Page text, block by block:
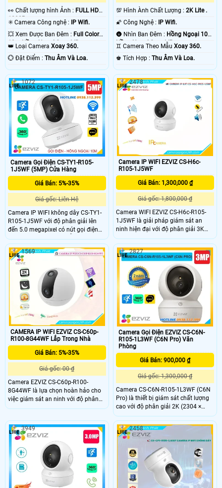
️👀 Chất lượng hình Ảnh : FULL HD
1080P .
✳️ Camera Công nghệ :
IP Wifi.
💥 Xem Được Ban Đêm : Full Color
10m Hồng Ngoại Smart IR.
👑 Loại Camera Xoay 360.
️💮 Đặt Điểm : Thu Âm Và Loa.
💯 Hình Ành Chất Lượng :2K Lite .
🌠 Công Nghệ :
IP Wifi.
🌚 Nhìn Ban Đêm : Hồng Ngoại 10m
Hồng Ngoại Smart IR.
♊ Camera Theo MẫuXoay 360.
️♚ Tích Hợp :Thu Âm Và Loa.
Camera Gọi Điện CS-TY1-R105-
1J5WF (5MP) Cửa Hàng
Giá Bán: 5%-35%
Giá gốc: Liên Hệ
Camera IP WIFI không dây CS-TY1-
R105-1J5WF với độ phân giải lên
đến 5.0 megapixel có nút gọi điện
thoại chỉ cần 1 chạm dễ dàng giám
sát trên điện thoại hồng ngoại tầm
nhìn xa 10m. Camera được thiết kế
mỹ thuật cao và bắt mắt, camera có
khả năng xoay 360 độ tích họp mic
và loa đàm thoại 2 chiều, phát hiện
và theo dõi chuyển động thông
minh camera cho hình ảnh sắc nét
giá rẻ.
1072
Camera IP WIFI EZVIZ CS-H6c-
R105-1J5WF
Giá Bán: 1,300,000 ₫
Giá gốc: 1,800,000 ₫
Camera WIFI EZVIZ CS-H6c-R105-
1J5WF là giải pháp giám sát an
ninh hiện đại với độ phân giải 3K
sắc nét, ống kính 4mm @ F1. 6 cho
góc nhìn rộng 104°. Camera được
trang bị công nghệ phát hiện
chuyển động, hình dạng con người,
âm thanh bất thường và chế độ
tuần tra. Hỗ trợ nén video H
2478
CAMERA IP WIFI EZVIZ CS-C60p-
R100-8G44WF Lắp Trong Nhà
Giá Bán: 5%-35%
Giá gốc: 00 ₫
Camera EZVIZ CS-C60p-R100-
8G44WF là lựa chọn hoàn hảo cho
việc giám sát an ninh với độ phân
giải 2K+ sắc nét và góc nhìn rộng
công nghệ AI thông minh giúp phát
hiện và theo dõi chuyển động, cùng
khả năng đàm thoại hai chiều tiện
lợi. Với tầm nhìn ban đêm lên đến
10m và khả năng kết nối Wi-Fi băng
kép (2
1569
Camera Gọi Điện EZVIZ CS-C6N-
R105-1L3WF (C6N Pro) Văn
Phòng
Giá Bán: 900,000 ₫
Giá gốc: 1,300,000 ₫
Camera CS-C6N-R105-1L3WF (C6N
Pro) là thiết bị giám sát chất lượng
cao với độ phân giải 2K (2304 ×
1296) mang lại hình ảnh sắc nét và
chi tiết Camera có khả năng quay
xoay 360 độ đàm thoại 2 chiều tích
hợp nút gọi điện cảm ứng tiện lợi
giúp bạn dễ dàng tương tác từ xa
2827
3949 2458